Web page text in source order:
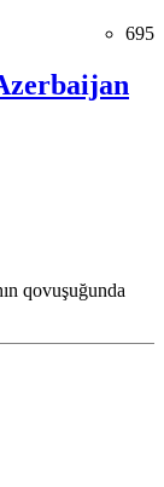
695
qovuşuğunda